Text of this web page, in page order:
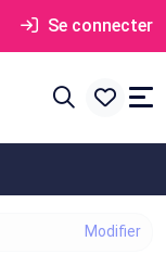
Se connecter